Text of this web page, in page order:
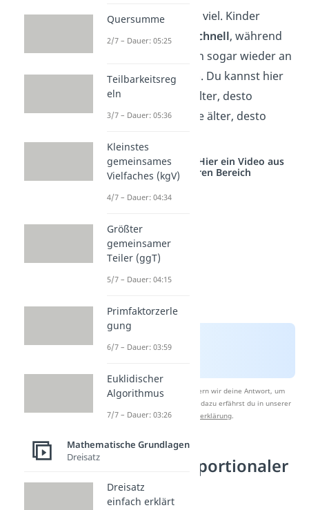
unterschiedlich
viel. Kinder
wachsen sehr
schnell, während
ältere Menschen sogar wieder an
Größeverlieren . Du kannst hier
also weder „je älter, desto
größer“ noch „je älter, desto
Studyflix vernetzt: Hier ein Video aus
einem anderen Bereich
Nach Beantwortung speichern wir deine Antwort, um
Studyflix zu verbessern. Mehr dazu erfährst du in unserer
Datenschutzerklärung.
Beispiel: Proportionaler
Dreisatz
Quersumme
2/7 – Dauer: 05:25
Teilbarkeitsreg
eln
3/7 – Dauer: 05:36
Kleinstes
gemeinsames
Vielfaches (kgV)
4/7 – Dauer: 04:34
Größter
gemeinsamer
Teiler (ggT)
5/7 – Dauer: 04:15
Primfaktorzerle
gung
6/7 – Dauer: 03:59
Euklidischer
Algorithmus
7/7 – Dauer: 03:26
Mathematische Grundlagen
Dreisatz
Dreisatz
einfach erklärt